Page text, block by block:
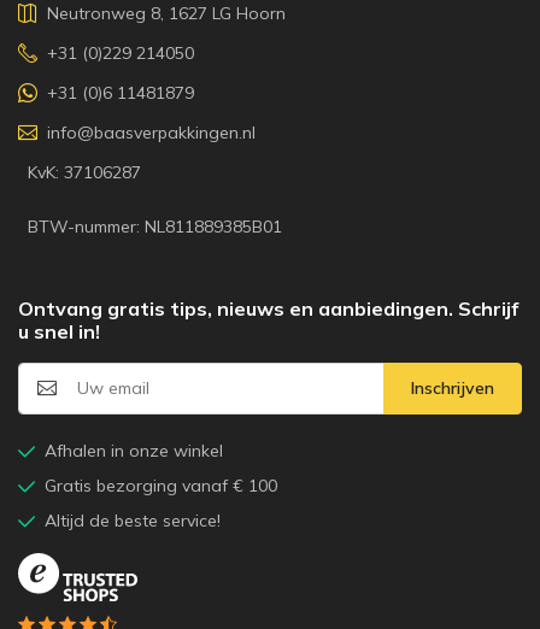
Neutronweg 8, 1627 LG Hoorn
+31 (0)229 214050
+31 (0)6 11481879
info@baasverpakkingen.nl
KvK: 37106287
BTW-nummer: NL811889385B01
Ontvang gratis tips, nieuws en aanbiedingen. Schrijf
u snel in!
Inschrijven
Afhalen in onze winkel
Gratis bezorging vanaf € 100
Altijd de beste service!